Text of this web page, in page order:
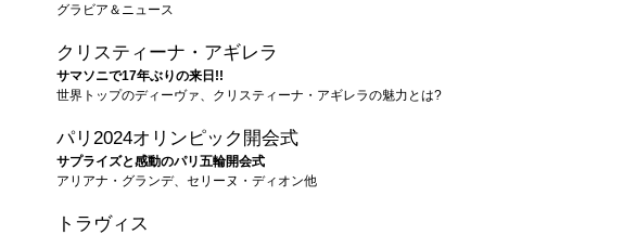
グラビア＆ニュース
クリスティーナ・アギレラ
サマソニで17年ぶりの来日!!
世界トップのディーヴァ、クリスティーナ・アギレラの魅力とは?
パリ2024オリンピック開会式
サプライズと感動のパリ五輪開会式
アリアナ・グランデ、セリーヌ・ディオン他
トラヴィス